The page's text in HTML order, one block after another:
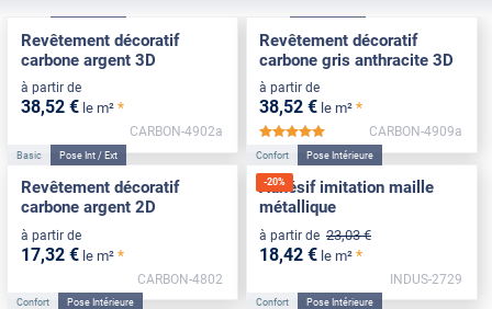
Revêtement décoratif
carbone argent 3D
à partir de
38,52 € le m² *
CARBON-4902a
Revêtement décoratif
carbone gris anthracite 3D
à partir de
38,52 € le m² *
CARBON-4909a
Basic Pose Int / Ext
Revêtement décoratif
carbone argent 2D
à partir de
17,32 € le m² *
CARBON-4802
-20%
Confort Pose Intérieure
Adhésif imitation maille
métallique
à partir de 23,03 €
18,42 € le m² *
INDUS-2729
Confort Pose Intérieure Confort Pose Intérieure